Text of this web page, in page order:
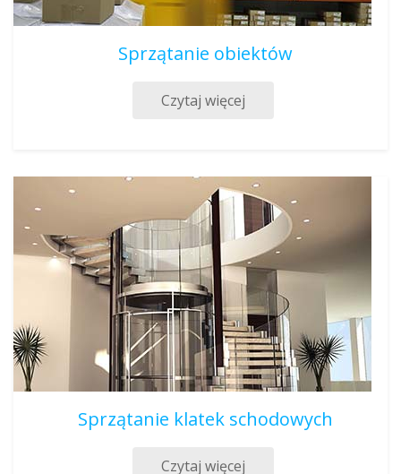
Sprzątanie obiektów
Czytaj więcej
Sprzątanie klatek schodowych
Czytaj więcej